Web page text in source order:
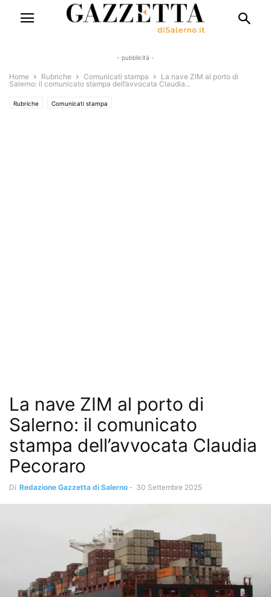
- pubblicità -
Home Rubriche Comunicati stampa
La nave ZIM al porto di
Salerno: il comunicato stampa dell’avvocata Claudia...
Rubriche Comunicati stampa
La nave ZIM al porto di
Salerno: il comunicato
stampa dell’avvocata Claudia
Pecoraro
Di Redazione Gazzetta di Salerno - 30 Settembre 2025